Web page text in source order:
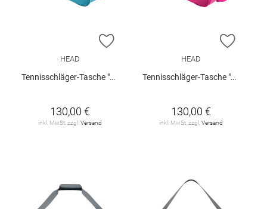
ZUR WUNSCHLISTE HINZUFÜGEN
HEAD
Tennisschläger-Tasche "Tour XL"
130,00 €
inkl. MwSt. zzgl. Versand
ZUR
HEAD
Tennisschläger-Tasche "Tour XL"
130,00 €
inkl. MwSt. zzgl. Versand